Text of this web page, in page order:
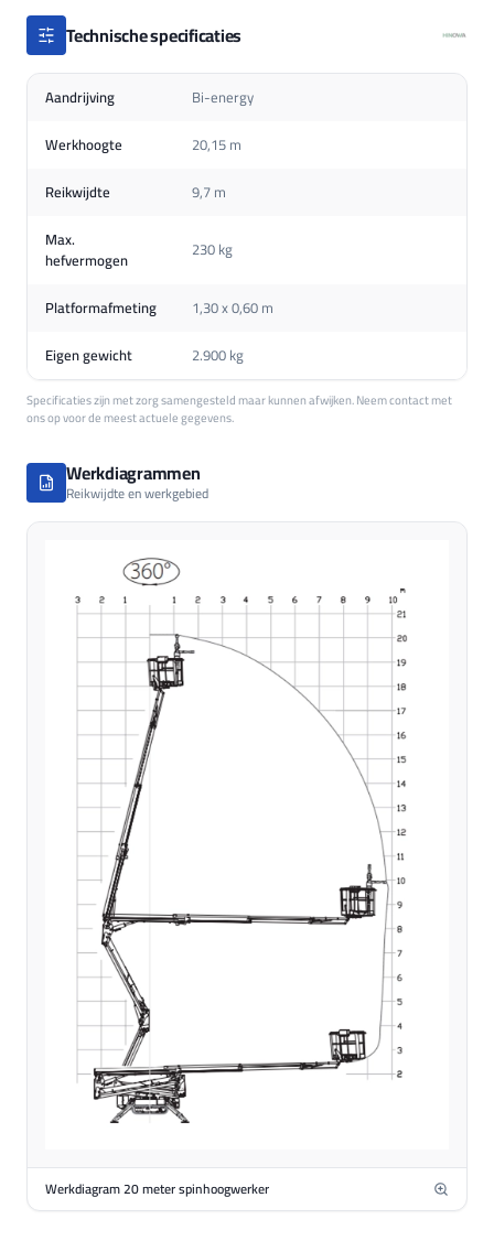
Technische specificaties
Aandrijving
Bi-energy
Werkhoogte
20,15 m
Reikwijdte
9,7 m
Max.
hefvermogen 230 kg
Platformafmeting
1,30 x 0,60 m
Eigen gewicht
2.900 kg
Specificaties zijn met zorg samengesteld maar kunnen afwijken. Neem contact met
ons op voor de meest actuele gegevens.
Werkdiagrammen
Reikwijdte en werkgebied
Werkdiagram 20 meter spinhoogwerker